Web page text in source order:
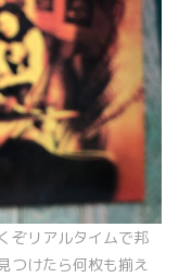
ぞリアルタイムで邦
つけたら何枚も揃え